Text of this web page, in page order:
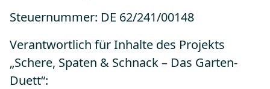
Steuernummer: DE 62/241/00148
Verantwortlich für Inhalte des Projekts
„Schere, Spaten & Schnack – Das Garten-
Duett“: